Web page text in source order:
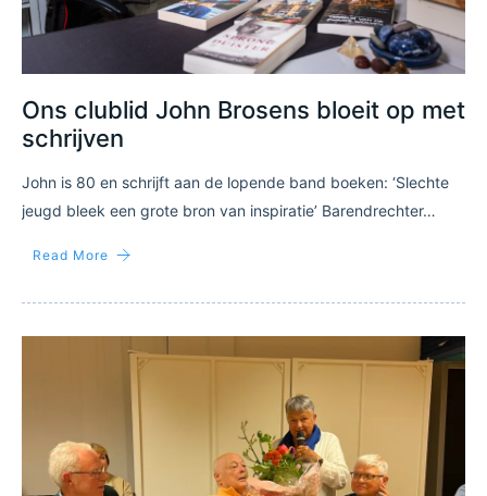
Ons clublid John Brosens bloeit op met
schrijven
John is 80 en schrijft aan de lopende band boeken: ‘Slechte
jeugd bleek een grote bron van inspiratie’ Barendrechter…
Read More